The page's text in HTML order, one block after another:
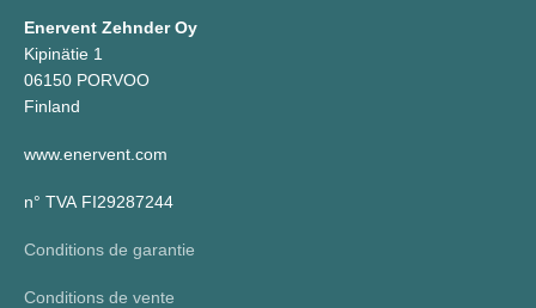
Enervent Zehnder Oy
Kipinätie 1
06150 PORVOO
Finland
www.enervent.com
n° TVA FI29287244
Conditions de garantie
Conditions de vente